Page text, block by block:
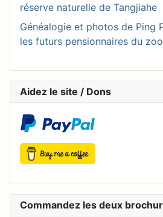
réserve naturelle de Tangjiahe
Généalogie et photos de Ping
les futurs pensionnaires du
Aidez le site / Dons
Commandez les deux